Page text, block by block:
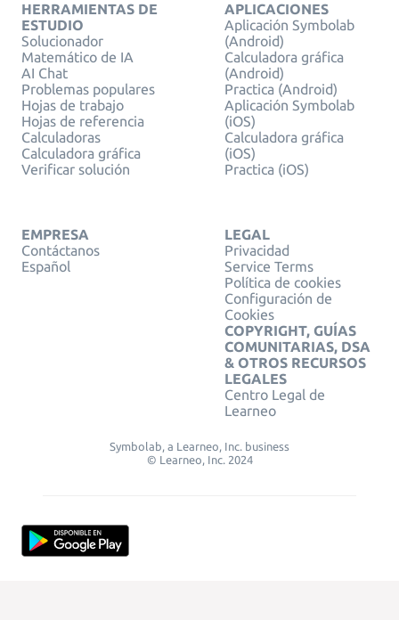
HERRAMIENTAS DE
ESTUDIO
Solucionador
Matemático de IA
AI Chat
Problemas populares
Hojas de trabajo
Hojas de referencia
Calculadoras
Calculadora gráfica
Verificar solución
APLICACIONES
Aplicación Symbolab
(Android)
Calculadora gráfica
(Android)
Practica (Android)
Aplicación Symbolab
(iOS)
Calculadora gráfica
(iOS)
Practica (iOS)
EMPRESA
Contáctanos
Español
LEGAL
Privacidad
Service Terms
Política de cookies
Configuración de
Cookies
COPYRIGHT, GUÍAS
COMUNITARIAS, DSA
& OTROS RECURSOS
LEGALES
Centro Legal de
Learneo
Symbolab, a Learneo, Inc. business
© Learneo, Inc. 2024